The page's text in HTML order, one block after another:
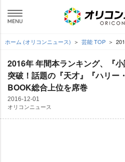
ホーム (オリコンニュース) 芸能 TOP
2016年 年間本ランキング、『
突破！話題の『天才』『ハリー
BOOK総合上位を席巻
2016-12-01
オリコンニュース